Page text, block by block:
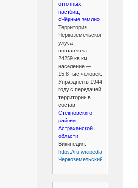
отгонных
пастбищ
«Чёрные земли».
Территория
Черноземельского
улуса
составляла
24259 кв.км,
население —
15,8 тыс.человек.
Упразднён в 1944
году с передачей
территории в
состав
Степновского
района
Астраханской
области.
Википедия.
https://ru.wikipedia.org/wiki/
Черноземельский_улус